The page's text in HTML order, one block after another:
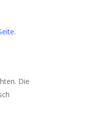
.
Die